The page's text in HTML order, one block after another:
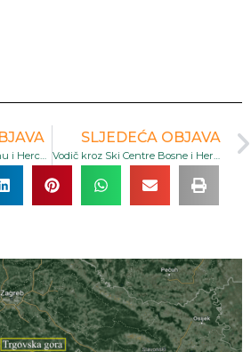
Konjički Vodič kroz Bosnu i Hercegovinu: Bosanski Brdski Konj i Tradicija Krajine
SLJEDEĆA OBJAVA
Vodič kroz Ski Centre Bosne i Hercegovine: Zimski Raj za Sve Generacije